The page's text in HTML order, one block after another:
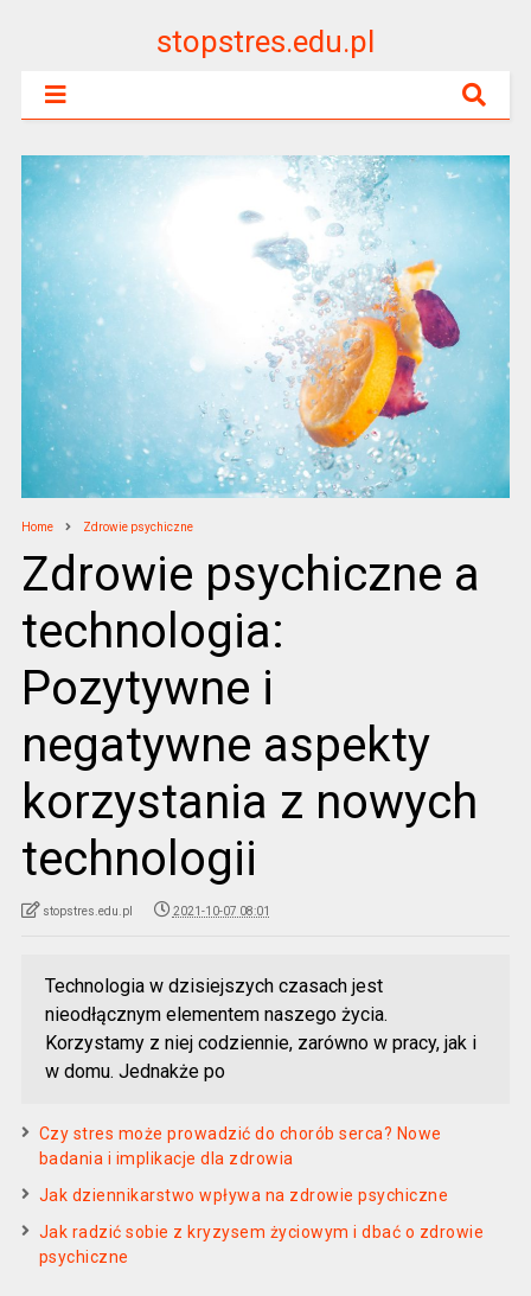
stopstres.edu.pl
Home Zdrowie psychiczne
Zdrowie psychiczne a
technologia:
Pozytywne i
negatywne aspekty
korzystania z nowych
technologii
stopstres.edu.pl 2021-10-07 08:01
Technologia w dzisiejszych czasach jest
nieodłącznym elementem naszego życia.
Korzystamy z niej codziennie, zarówno w pracy, jak i
w domu. Jednakże po
Czy stres może prowadzić do chorób serca? Nowe
badania i implikacje dla zdrowia
Jak dziennikarstwo wpływa na zdrowie psychiczne
Jak radzić sobie z kryzysem życiowym i dbać o zdrowie
psychiczne